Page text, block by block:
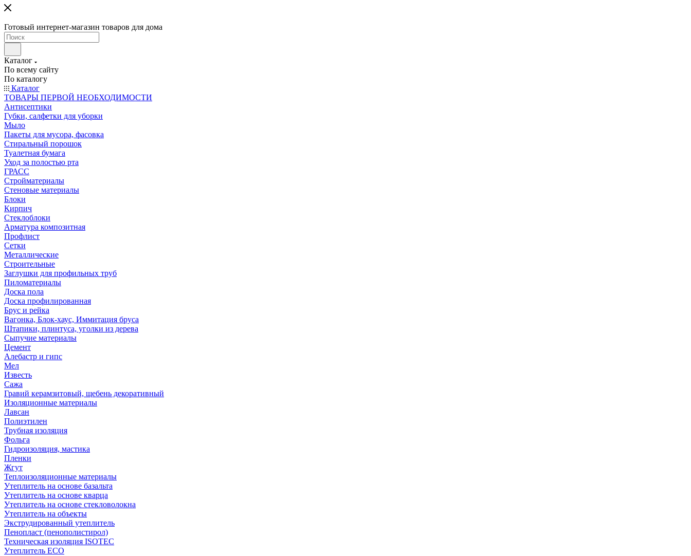
Готовый интернет-магазин товаров для дома
Каталог
По всему сайту
По каталогу
Каталог
ТОВАРЫ ПЕРВОЙ НЕОБХОДИМОСТИ
Антисептики
Губки, салфетки для уборки
Мыло
Пакеты для мусора, фасовка
Стиральный порошок
Туалетная бумага
Уход за полостью рта
ГРАСС
Стройматериалы
Стеновые материалы
Блоки
Кирпич
Стеклоблоки
Арматура композитная
Профлист
Сетки
Металлические
Строительные
Заглушки для профильных труб
Пиломатериалы
Доска пола
Доска профилированная
Брус и рейка
Вагонка, Блок-хаус, Иммитация бруса
Штапики, плинтуса, уголки из дерева
Сыпучие материалы
Цемент
Алебастр и гипс
Мел
Известь
Сажа
Гравий керамзитовый, щебень декоративный
Изоляционные материалы
Лавсан
Полиэтилен
Трубная изоляция
Фольга
Гидроизоляция, мастика
Пленки
Жгут
Теплоизоляционные материалы
Утеплитель на основе базальта
Утеплитель на основе кварца
Утеплитель на основе стекловолокна
Утеплитель на объекты
Экструдированный утеплитель
Пенопласт (пенополистирол)
Техническая изоляция ISOTEC
Утеплитель ECO